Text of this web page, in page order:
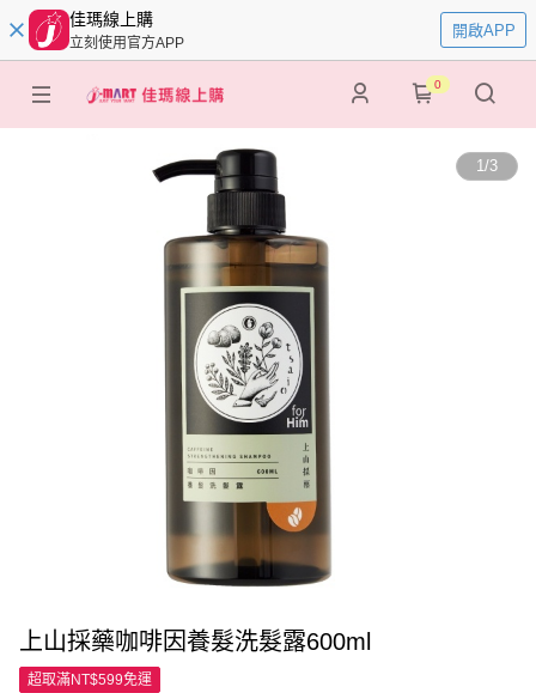
佳瑪線上購
立刻使用官方APP
開啟APP
0
1/3
上山採藥咖啡因養髮洗髮露600ml
超取滿NT$599免運